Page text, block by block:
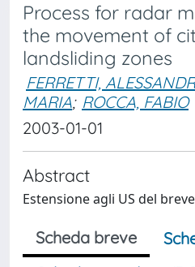
Process for radar
the movement of
landsliding zones
FERRETTI,
MARIA; ROCCA, FABIO
2003-01-01
Abstract
Estensione agli US del
Scheda breve